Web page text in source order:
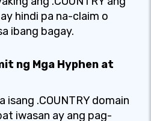
hindi pa na-claim o
ibang bagay.
ng Mga Hyphen at
isang .COUNTRY domain
iwasan ay ang pag-